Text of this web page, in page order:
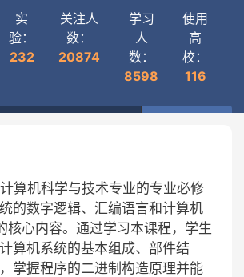
实
验：
232
关注人
数：
20874
学习
人
数：
8598
使用
高
校：
116
机科学与技术专业的专业必修
的数字逻辑、汇编语言和计算机
核心内容。通过学习本课程，学生
算机系统的基本组成、部件结
掌握程序的二进制构造原理并能